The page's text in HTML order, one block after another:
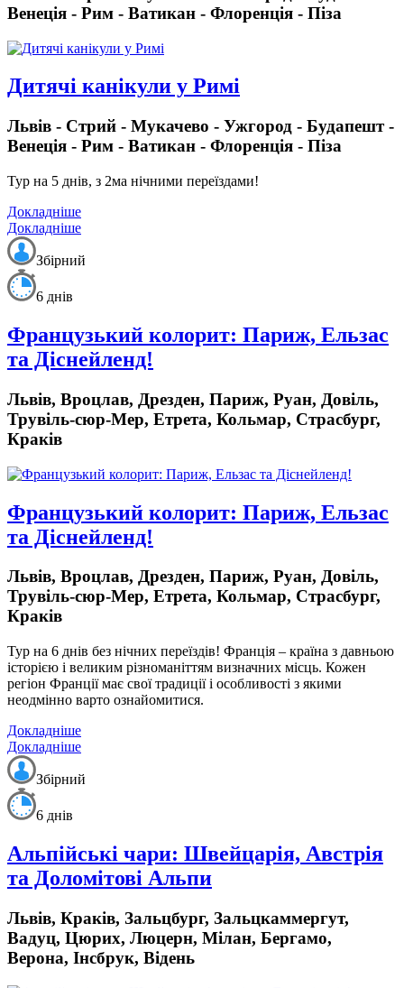
Венеція - Рим - Ватикан - Флоренція - Піза
Дитячі канікули у Римі
Львів - Стрий - Мукачево - Ужгород - Будапешт -
Венеція - Рим - Ватикан - Флоренція - Піза
Тур на 5 днів, з 2ма нічними переїздами!
Докладніше
Докладніше
Збірний
6 днів
Французький колорит: Париж, Ельзас
та Діснейленд!
Львів, Вроцлав, Дрезден, Париж, Руан, Довіль,
Трувіль-сюр-Мер, Етрета, Кольмар, Страсбург,
Краків
Французький колорит: Париж, Ельзас
та Діснейленд!
Львів, Вроцлав, Дрезден, Париж, Руан, Довіль,
Трувіль-сюр-Мер, Етрета, Кольмар, Страсбург,
Краків
Тур на 6 днів без нічних переїздів! Франція – країна з давньою
історією і великим різноманіттям визначних місць. Кожен
регіон Франції має свої традиції і особливості з якими
неодмінно варто ознайомитися.
Докладніше
Докладніше
Збірний
6 днів
Альпійські чари: Швейцарія, Австрія
та Доломітові Альпи
Львів, Краків, Зальцбург, Зальцкаммергут,
Вадуц, Цюрих, Люцерн, Мілан, Бергамо,
Верона, Інсбрук, Відень